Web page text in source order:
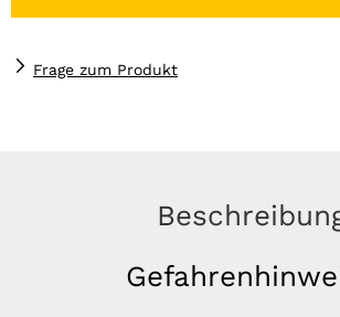
Frage zum Produkt